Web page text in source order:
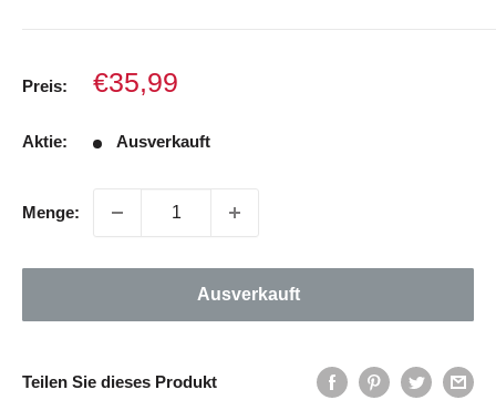
Preis: Verkaufspreis
€35,99
Aktie: Ausverkauft
Menge:
Ausverkauft
Teilen Sie dieses Produkt